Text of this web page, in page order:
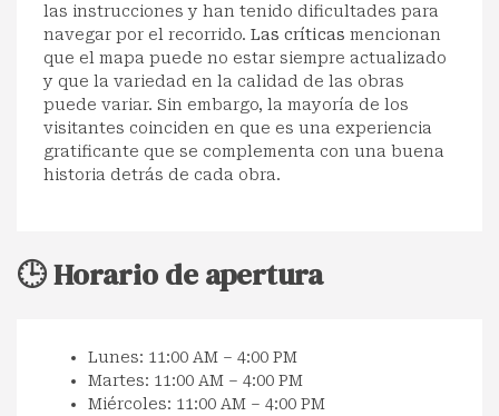
las instrucciones y han tenido dificultades para
navegar por el recorrido. Las críticas mencionan
que el mapa puede no estar siempre actualizado
y que la variedad en la calidad de las obras
puede variar. Sin embargo, la mayoría de los
visitantes coinciden en que es una experiencia
gratificante que se complementa con una buena
historia detrás de cada obra.
🕒 Horario de apertura
Lunes: 11:00 AM – 4:00 PM
Martes: 11:00 AM – 4:00 PM
Miércoles: 11:00 AM – 4:00 PM